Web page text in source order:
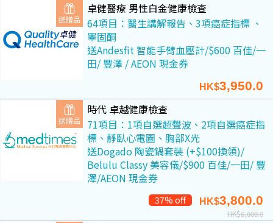
送贈品
卓健醫療 男性白金健康檢查
64項目：醫生講解報告、3項癌症指標 、
睪固酮
送Andesfit 智能手臂血壓計/$600 百佳/一
田/ 豐澤 / AEON 現金券
HK$3,950.0
送贈品
時代 卓越健康檢查
71項目：1項自選超聲波、2項自選癌症指
標、靜臥心電圖、胸部X光
送Dogado 陶瓷鍋套裝 (+$100換領)/
Belulu Classy 美容儀/$900 百佳/一田/ 豐
澤/AEON 現金券
37% off HK$3,800.0
HK$6,000.0